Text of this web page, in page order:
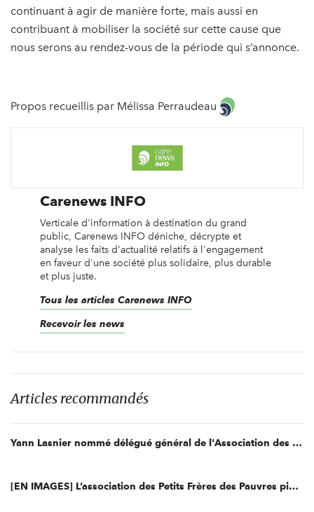
continuant à agir de manière forte, mais aussi en
contribuant à mobiliser la société sur cette cause que
nous serons au rendez-vous de la période qui s’annonce.
Propos recueillis par Mélissa Perraudeau
Carenews INFO
Verticale d'information à destination du grand
public, Carenews INFO déniche, décrypte et
analyse les faits d'actualité relatifs à l'engagement
en faveur d'une société plus solidaire, plus durable
et plus juste.
Tous les articles Carenews INFO
Recevoir les news
Articles recommandés
Yann Lasnier nommé délégué général de l'Association des Petits Frères des Pauvres
[EN IMAGES] L’association des Petits Frères des Pauvres piège des citoyens pour les sensibiliser à l’isolement des personnes âgées